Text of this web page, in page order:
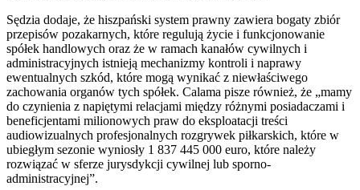
Sędzia dodaje, że hiszpański system prawny zawiera bogaty zbiór
przepisów pozakarnych, które regulują życie i funkcjonowanie
spółek handlowych oraz że w ramach kanałów cywilnych i
administracyjnych istnieją mechanizmy kontroli i naprawy
ewentualnych szkód, które mogą wynikać z niewłaściwego
zachowania organów tych spółek. Calama pisze również, że „mamy
do czynienia z napiętymi relacjami między różnymi posiadaczami i
beneficjentami milionowych praw do eksploatacji treści
audiowizualnych profesjonalnych rozgrywek piłkarskich, które w
ubiegłym sezonie wyniosły 1 837 445 000 euro, które należy
rozwiązać w sferze jurysdykcji cywilnej lub sporno-
administracyjnej”.